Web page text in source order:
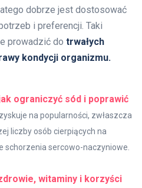
dobrze jest dostosować
i preferencji. Taki
prowadzić do trwałych
kondycji organizmu.
ograniczyć sód i poprawić
na popularności, zwłaszcza
liczby osób cierpiących na
schorzenia sercowo-naczyniowe.
witaminy i korzyści